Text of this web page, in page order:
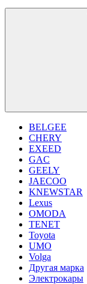
BELGEE
CHERY
EXEED
GAC
GEELY
JAECOO
KNEWSTAR
Lexus
OMODA
TENET
Toyota
UMO
Volga
Другая марка
Электрокары